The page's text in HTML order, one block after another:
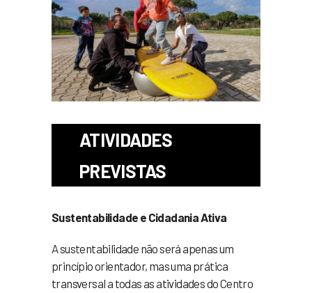
ATIVIDADES
PREVISTAS
Sustentabilidade e Cidadania Ativa
A sustentabilidade não será apenas um
princípio orientador, mas uma prática
transversal a todas as atividades do Centro